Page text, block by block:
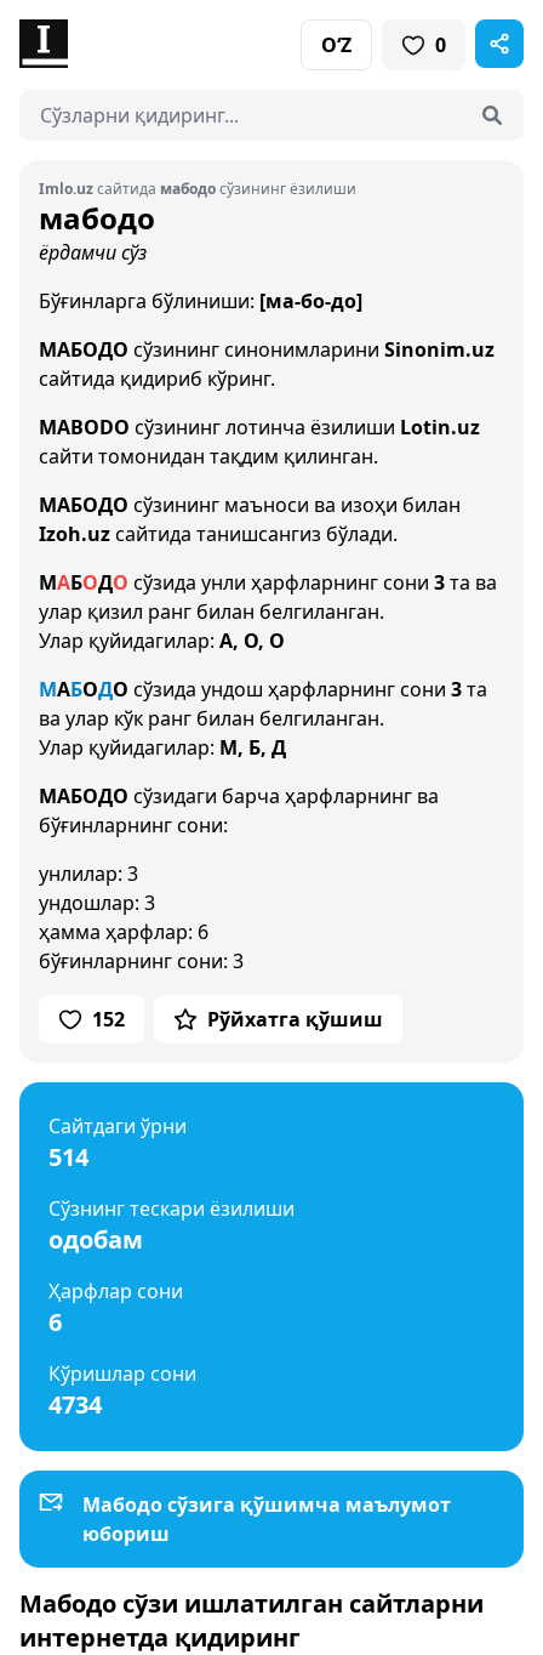
O‘Z 0
Imlo.uzсайтида мабодосўзининг ёзилиши
мабодо
ёрдамчи сўз
Бўғинларга бўлиниши: [ма-бо-до]
МАБОДО сўзининг синонимларини Sinonim.uz
сайтида қидириб кўринг.
MABODO сўзининг лотинча ёзилиши Lotin.uz
сайти томонидан тақдим қилинган.
МАБОДО сўзининг маъноси ва изоҳи билан
Izoh.uzсайтида танишсангиз бўлади.
МАБОДО сўзида унли ҳарфларнинг сони 3та ва
улар қизил ранг билан белгиланган.
Улар қуйидагилар: А, О, О
МАБОДО сўзида ундош ҳарфларнинг сони 3та
ва улар кўк ранг билан белгиланган.
Улар қуйидагилар: М, Б, Д
МАБОДО сўзидаги барча ҳарфларнинг ва
бўғинларнинг сони:
унлилар: 3
ундошлар: 3
ҳамма ҳарфлар: 6
бўғинларнинг сони: 3
152 Рўйхатга қўшиш
Сайтдаги ўрни
514
Сўзнинг тескари ёзилиши
одобам
Ҳарфлар сони
6
Кўришлар сони
4734
Мабодо сўзига қўшимча маълумот
юбориш
Мабодо сўзи ишлатилган сайтларни
интернетда қидиринг